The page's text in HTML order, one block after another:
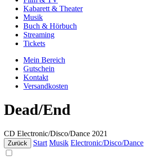
Kabarett & Theater
Musik
Buch & Hörbuch
Streaming
Tickets
Mein Bereich
Gutschein
Kontakt
Versandkosten
Dead/End
CD Electronic/Disco/Dance 2021
Zurück Start Musik Electronic/Disco/Dance